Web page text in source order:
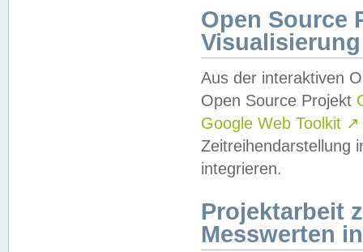
Open Source
Visualisierung
Aus der interaktiven
Open Source Projekt
Google Web Toolkit ↗
Zeitreihendarstellung
integrieren.
Projektarbeit
Messwerten